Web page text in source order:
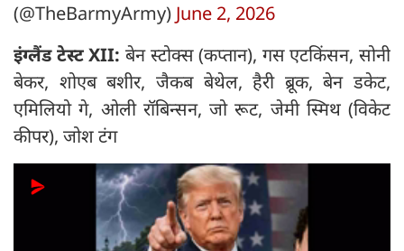
(@TheBarmyArmy) June 2, 2026
इंग्लैंड टेस्ट XII: बेन स्टोक्स (कप्तान), गस एटकिंसन, सोनी
बेकर, शोएब बशीर, जैकब बेथेल, हैरी ब्रूक, बेन डकेट,
एमिलियो गे, ओली रॉबिन्सन, जो रूट, जेमी स्मिथ (विकेट
कीपर), जोश टंग